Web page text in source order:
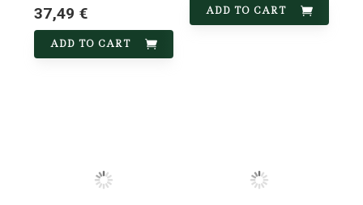
37,49 €
ADD TO CART
ADD TO CART